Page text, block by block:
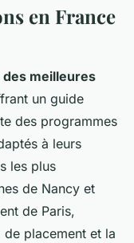
en France
meilleures
un guide
des programmes
à leurs
les plus
de Nancy et
de Paris,
placement et la